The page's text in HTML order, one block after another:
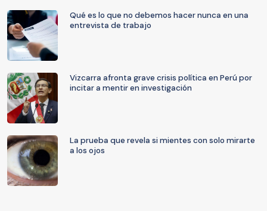
Qué es lo que no debemos hacer nunca en una
entrevista de trabajo
Vizcarra afronta grave crisis política en Perú por
incitar a mentir en investigación
La prueba que revela si mientes con solo mirarte
a los ojos